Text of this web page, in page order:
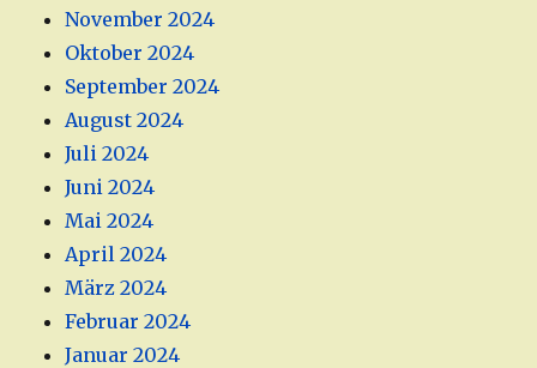
November 2024
Oktober 2024
September 2024
August 2024
Juli 2024
Juni 2024
Mai 2024
April 2024
März 2024
Februar 2024
Januar 2024